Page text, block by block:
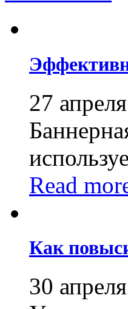
27
Read
Как
30